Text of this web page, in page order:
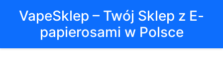
VapeSklep – Twój Sklep z E-
papierosami w Polsce